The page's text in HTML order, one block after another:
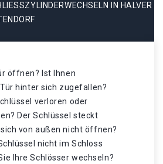
IN HALVER O
öffnen? Ist Ihnen
hinter sich zugefallen?
verloren oder
Der Schlüssel steckt
von außen nicht öffnen?
nicht im Schloss
Ihre Schlösser wechseln?